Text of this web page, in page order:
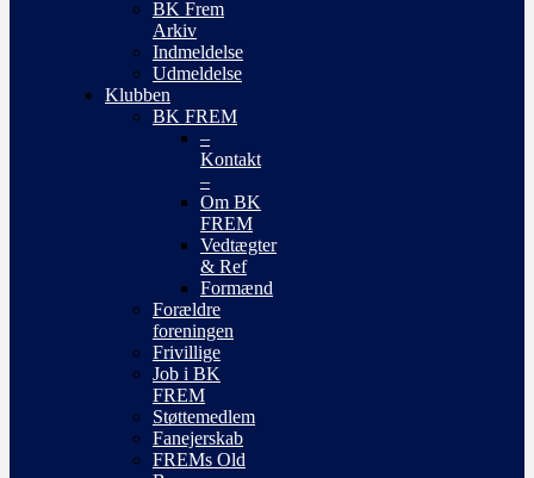
BK Frem
Arkiv
Indmeldelse
Udmeldelse
Klubben
BK FREM
–
Kontakt
–
Om BK
FREM
Vedtægter
& Ref
Formænd
Forældre
foreningen
Frivillige
Job i BK
FREM
Støttemedlem
Fanejerskab
FREMs Old